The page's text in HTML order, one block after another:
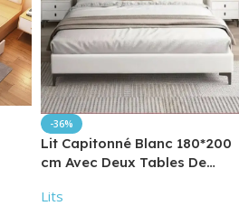
-36%
Lit Capitonné Blanc 180*200
cm Avec Deux Tables De
Lits